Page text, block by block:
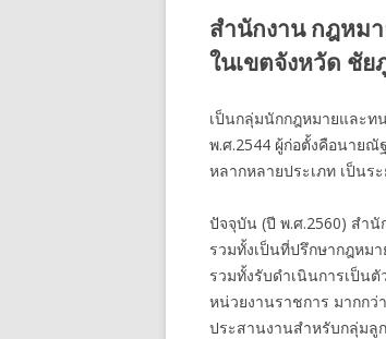
สำนักงาน กฎหม
ในเขตจังหวัด ชัย
เป็นกลุ่มนักกฎหมายและท
พ.ศ.2544 ผู้ก่อตั้งคือนาย
หลากหลายประเภท เป็นร
ปัจจุบัน (ปี พ.ศ.2560) สำ
รวมทั้งเป็นที่ปรึกษากฎหม
รวมทั้งรับดำเนินการเป็น
หน่วยงานราชการ มากกว่
ประสานงานสำหรับกลุ่มลู